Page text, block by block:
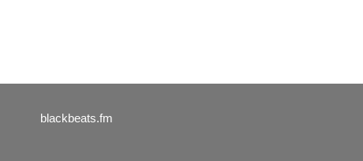
blackbeats.fm